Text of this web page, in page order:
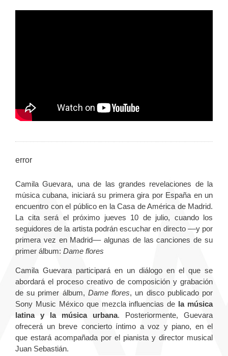
error
Camila Guevara, una de las grandes revelaciones de la
música cubana, iniciará su primera gira por España en un
encuentro con el público en la Casa de América de Madrid.
La cita será el próximo jueves 10 de julio, cuando los
seguidores de la artista podrán escuchar en directo ––y por
primera vez en Madrid–– algunas de las canciones de su
primer álbum: Dame flores
Camila Guevara participará en un diálogo en el que se
abordará el proceso creativo de composición y grabación
de su primer álbum, Dame flores, un disco publicado por
Sony Music México que mezcla influencias de la música
latina y la música urbana. Posteriormente, Guevara
ofrecerá un breve concierto íntimo a voz y piano, en el
que estará acompañada por el pianista y director musical
Juan Sebastián.